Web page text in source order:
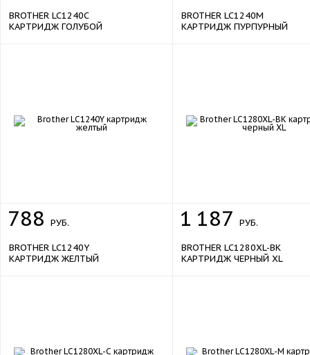
BROTHER LC1240C
КАРТРИДЖ ГОЛУБОЙ
BROTHER LC1240M
КАРТРИДЖ ПУРПУРНЫЙ
788 РУБ.
BROTHER LC1240Y
КАРТРИДЖ ЖЕЛТЫЙ
1 187 РУБ.
BROTHER LC1280XL-BK
КАРТРИДЖ ЧЕРНЫЙ XL